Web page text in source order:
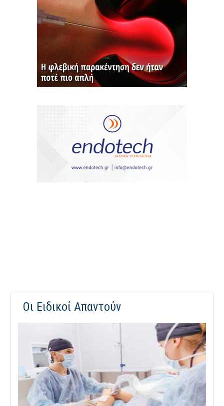
Οι Ειδικοί Απαντούν